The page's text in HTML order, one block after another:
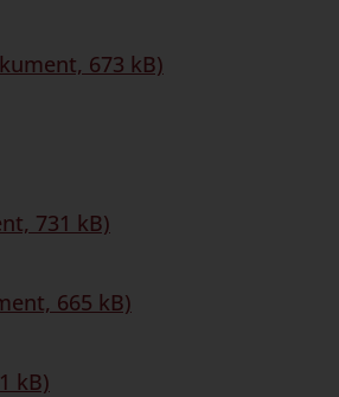
673 kB)
731 kB)
665 kB)
kB)